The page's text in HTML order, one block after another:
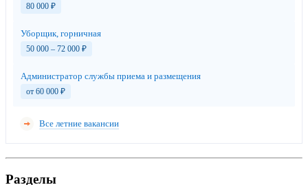
80 000 ₽
Уборщик, горничная
50 000 – 72 000 ₽
Администратор службы приема и размещения
от 60 000 ₽
Все летние вакансии
Разделы